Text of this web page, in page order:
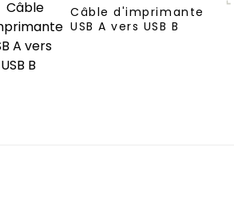
Câble d'imprimante
USB A vers USB B